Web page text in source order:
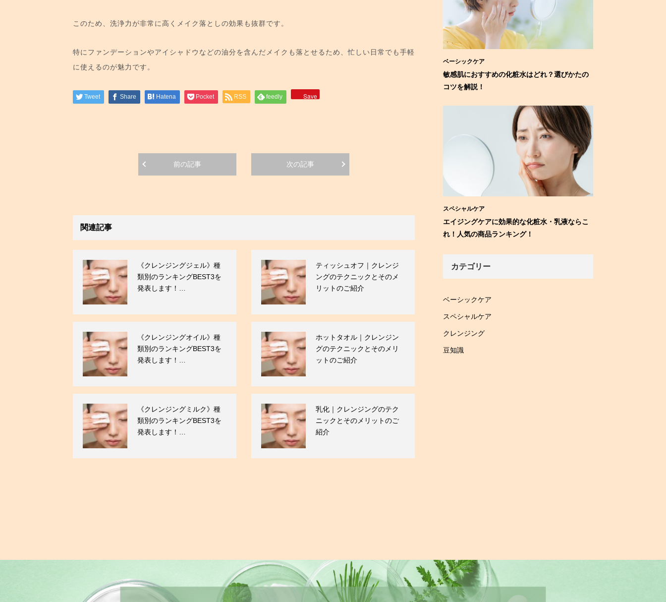
このため、洗浄力が非常に高くメイク落としの効果も抜群です。
特にファンデーションやアイシャドウなどの油分を含んだメイクも落とせるため、忙しい日常でも手軽
に使えるのが魅力です。
Tweet Share Hatena Pocket RSS feedly Save
前の記事 次の記事
関連記事
《クレンジングジェル》種
類別のランキングBEST3を
発表します！…
ティッシュオフ｜クレンジ
ングのテクニックとそのメ
リットのご紹介
《クレンジングオイル》種
類別のランキングBEST3を
発表します！…
ホットタオル｜クレンジン
グのテクニックとそのメリ
ットのご紹介
《クレンジングミルク》種
類別のランキングBEST3を
発表します！…
乳化｜クレンジングのテク
ニックとそのメリットのご
紹介
ベーシックケア
敏感肌におすすめの化粧水はどれ？選びかたの
コツを解説！
スペシャルケア
エイジングケアに効果的な化粧水・乳液ならこ
れ！人気の商品ランキング！
カテゴリー
ベーシックケア
スペシャルケア
クレンジング
豆知識